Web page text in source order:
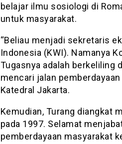
belajar ilmu sosiologi di
untuk masyarakat.
“Beliau menjadi sekretaris
Indonesia (KWI). Namanya
Tugasnya adalah berkeliling
mencari jalan
Katedral Jakarta.
Kemudian, Turang diangkat
pada 1997. Selamat
pemberdayaan masyarakat